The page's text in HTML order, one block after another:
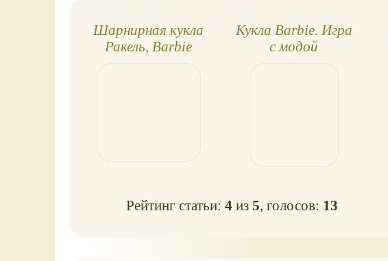
Шарнирная кукла
Ракель, Barbie
Кукла Barbie. Игра
с модой
Рейтинг статьи:4 из5 , голосов: 13